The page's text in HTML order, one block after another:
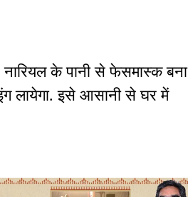
के पानी से फेसमास्क बना
लायेगा. इसे आसानी से घर में